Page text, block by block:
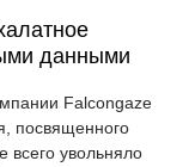
данными
Falcongaze
посвященного
всего увольняло